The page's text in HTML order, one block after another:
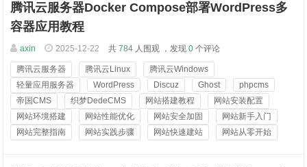
腾讯云服务器Docker Compose部署WordPress多
容器应用教程
axin 2025-12-22 共 784 人围观 ，发现 0 个评论
腾讯云服务器 腾讯云Linux
腾讯云Windows
轻量应用服务器
WordPress Discuz Ghost
phpcms
帝国CMS
织梦DedeCMS 网站搭建教程
网站安装配置
网站环境搭建
网站性能优化 网站安全加固
网站新手入门
网站完整指南
网站实践步骤 网站快速建站 网站从零开始